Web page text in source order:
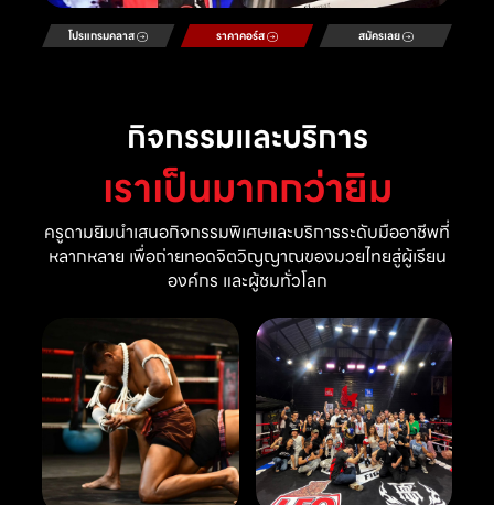
โปรแกรมคลาส ราคาคอร์ส สมัครเลย
กิจกรรมและบริการ
เราเป็นมากกว่ายิม
ครูดามยิมนำเสนอกิจกรรมพิเศษและบริการระดับมืออาชีพที่
หลากหลาย เพื่อถ่ายทอดจิตวิญญาณของมวยไทยสู่ผู้เรียน
องค์กร และผู้ชมทั่วโลก